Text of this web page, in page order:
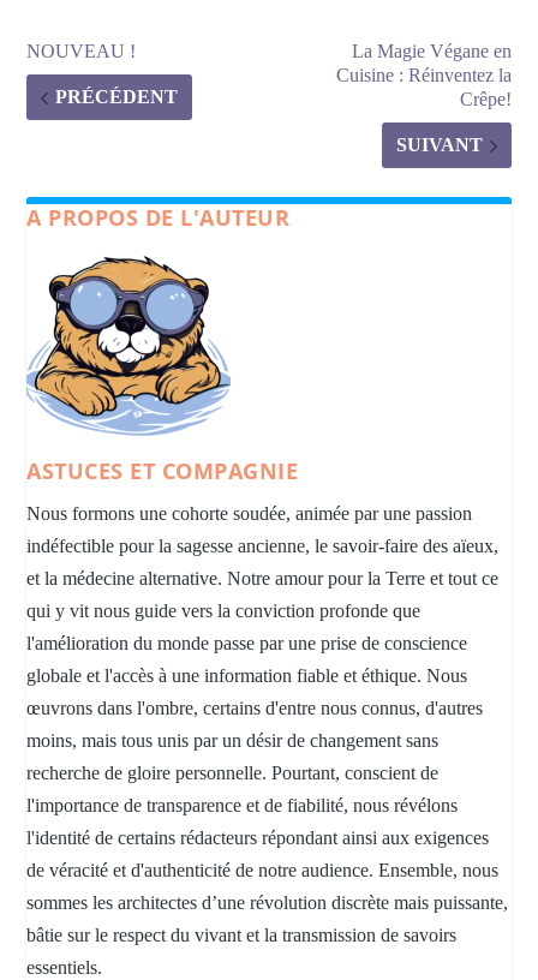
NOUVEAU !
PRÉCÉDENT
La Magie Végane en
Cuisine : Réinventez la
Crêpe!
SUIVANT
A PROPOS DE L'AUTEUR
ASTUCES ET COMPAGNIE
Nous formons une cohorte soudée, animée par une passion
indéfectible pour la sagesse ancienne, le savoir-faire des aïeux,
et la médecine alternative. Notre amour pour la Terre et tout ce
qui y vit nous guide vers la conviction profonde que
l'amélioration du monde passe par une prise de conscience
globale et l'accès à une information fiable et éthique. Nous
œuvrons dans l'ombre, certains d'entre nous connus, d'autres
moins, mais tous unis par un désir de changement sans
recherche de gloire personnelle. Pourtant, conscient de
l'importance de transparence et de fiabilité, nous révélons
l'identité de certains rédacteurs répondant ainsi aux exigences
de véracité et d'authenticité de notre audience. Ensemble, nous
sommes les architectes d’une révolution discrète mais puissante,
bâtie sur le respect du vivant et la transmission de savoirs
essentiels.